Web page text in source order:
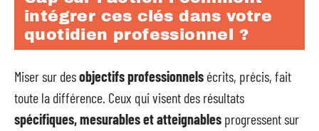
intégrer ces clés dans votre
quotidien professionnel ?
Miser sur desobjectifs professionnels écrits, précis, fait
toute la différence. Ceux qui visent des résultats
spécifiques, mesurables et atteignables progressent sur